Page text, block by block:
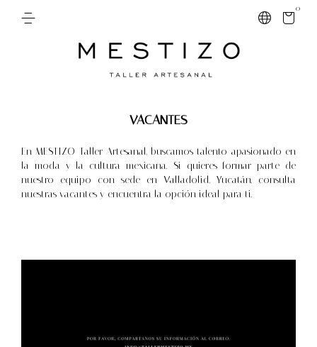
0
VACANTES
En MESTIZO Taller Artesanal, buscamos talento apasionado en
la moda y la cultura mexicana. Si quieres formar parte de
nuestro equipo con sede en Valladolid, Yucatán, consulta
nuestras vacantes y encuentra la opción ideal para ti.